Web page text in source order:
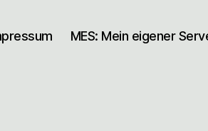
MES: Mein eigener